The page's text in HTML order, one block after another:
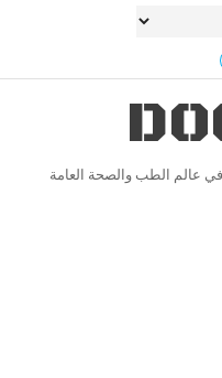
عالم الطب والصحة العامة